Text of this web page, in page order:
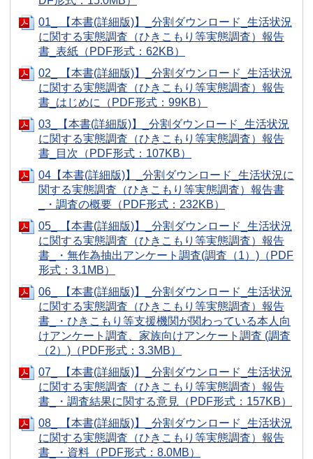
01_ 【本書(詳細版)】_分割ダウンロード_生活状況
に関する実態調査（ひきこもり等実態調査）報告
書_表紙（PDF形式：62KB）
02_ 【本書(詳細版)】_分割ダウンロード_生活状況
に関する実態調査（ひきこもり等実態調査）報告
書_はじめに（PDF形式：99KB）
03_【本書(詳細版)】_分割ダウンロード_生活状況
に関する実態調査（ひきこもり等実態調査）報告
書_目次（PDF形式：107KB）
04【本書(詳細版)】_分割ダウンロード_生活状況に
関する実態調査（ひきこもり等実態調査）報告書
_・調査の概要（PDF形式：232KB）
05_ 【本書(詳細版)】_分割ダウンロード_生活状況
に関する実態調査（ひきこもり等実態調査）報告
書_・無作為抽出アンケート調査(調査（1）)（PDF
形式：3.1MB）
06_ 【本書(詳細版)】_分割ダウンロード_生活状況
に関する実態調査（ひきこもり等実態調査）報告
書_・ひきこもり等支援機関が関わっている本人向
けアンケート調査、家族向けアンケート調査 (調査
（2）)（PDF形式：3.3MB）
07_ 【本書(詳細版)】_分割ダウンロード_生活状況
に関する実態調査（ひきこもり等実態調査）報告
書_・調査結果に関する意見（PDF形式：157KB）
08_ 【本書(詳細版)】_分割ダウンロード_生活状況
に関する実態調査（ひきこもり等実態調査）報告
書_・資料（PDF形式：8.0MB）